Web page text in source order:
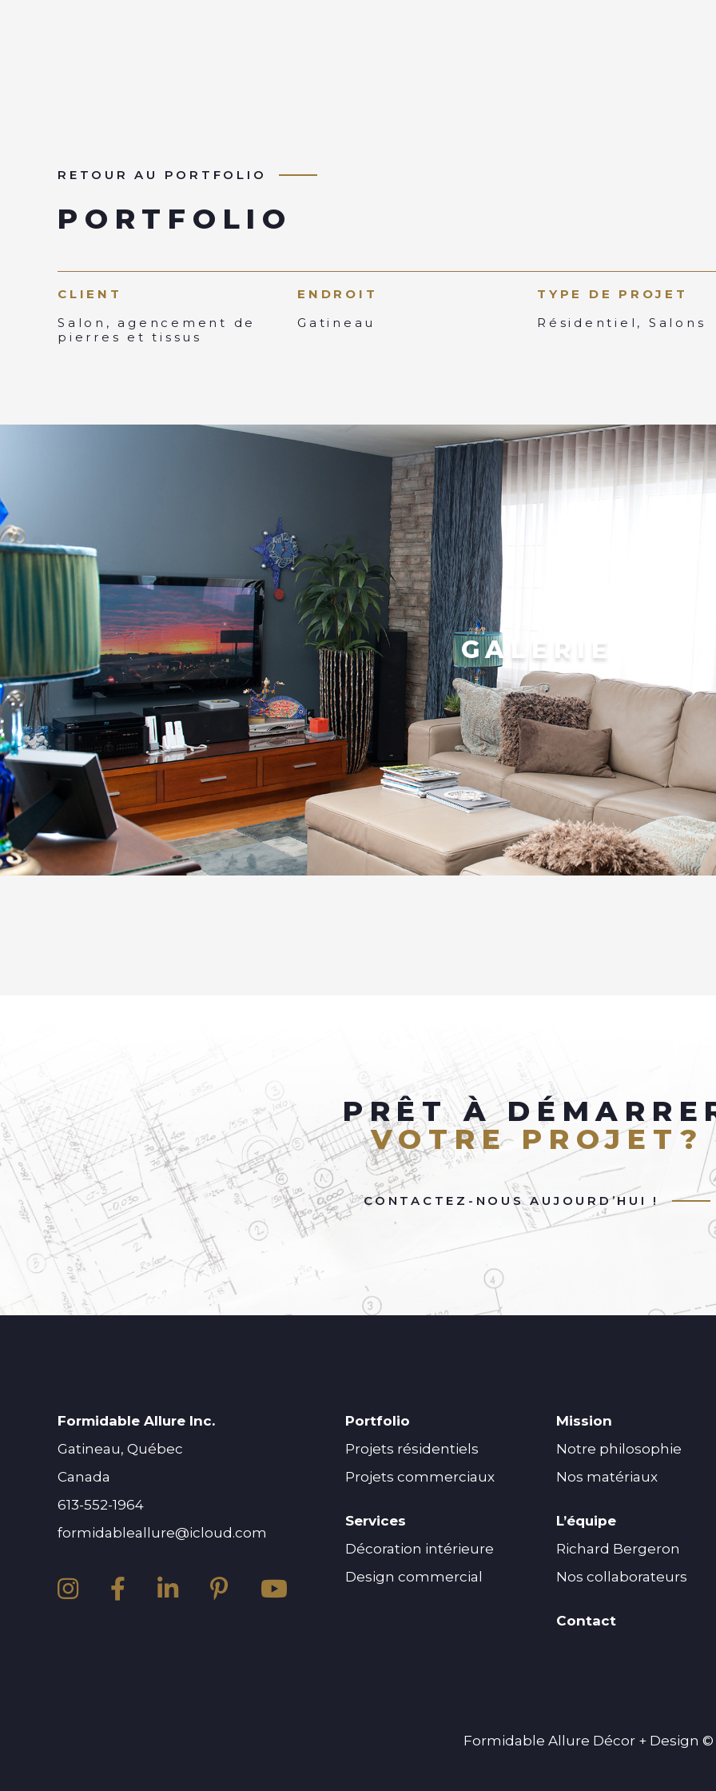
RETOUR AU PORTFOLIO
PORTFOLIO
CLIENT
Salon, agencement de
pierres et tissus
ENDROIT
Gatineau
TYPE DE PROJET
Résidentiel, Salons
GALERIE
PRÊT À
VOTRE PROJET?
CONTACTEZ-NOUS AUJOURD’HUI !
Formidable Allure Inc.
Gatineau, Québec
Canada
613-552-1964
formidableallure@icloud.com
Portfolio
Projets résidentiels
Projets commerciaux
Services
Décoration intérieure
Design commercial
Mission
Notre philosophie
Nos matériaux
L’équipe
Richard Bergeron
Nos collaborateurs
Contact
Formidable Allure Décor + Design